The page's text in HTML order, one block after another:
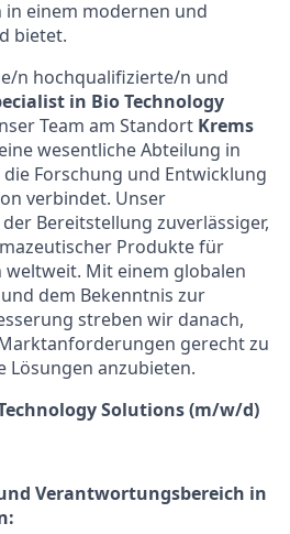
einem modernen und
bietet.
n hochqualifizierte/n und
in Bio Technology
Team am Standort Krems
wesentliche Abteilung in
Forschung und Entwicklung
verbindet. Unser
Bereitstellung zuverlässiger,
Produkte für
weltweit. Mit einem globalen
dem Bekenntnis zur
streben wir danach,
gerecht zu
Lösungen anzubieten.
Solutions (m/w/d)
Verantwortungsbereich in